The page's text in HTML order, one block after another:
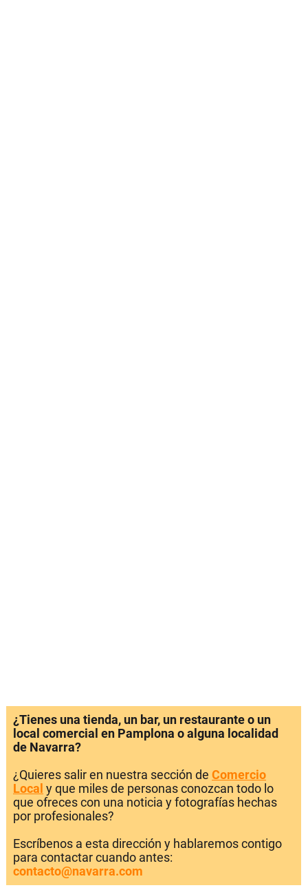
¿Tienes una tienda, un bar, un restaurante o un
local comercial en Pamplona o alguna localidad
de Navarra?
¿Quieres salir en nuestra sección de Comercio
Local y que miles de personas conozcan todo lo
que ofreces con una noticia y fotografías hechas
por profesionales?
Escríbenos a esta dirección y hablaremos contigo
para contactar cuando antes:
contacto@navarra.com